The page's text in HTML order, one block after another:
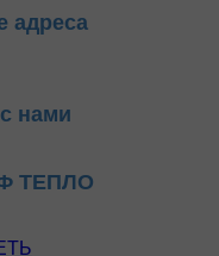
адреса
нами
ТЕПЛО